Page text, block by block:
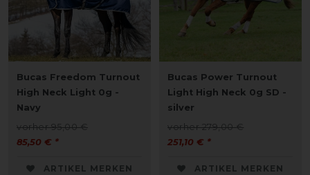
Bucas Freedom Turnout
High Neck Light 0g -
Navy
vorher 95,00 €
85,50 € *
ARTIKEL MERKEN
Bucas Power Turnout
Light High Neck 0g SD -
silver
vorher 279,00 €
251,10 € *
ARTIKEL MERKEN